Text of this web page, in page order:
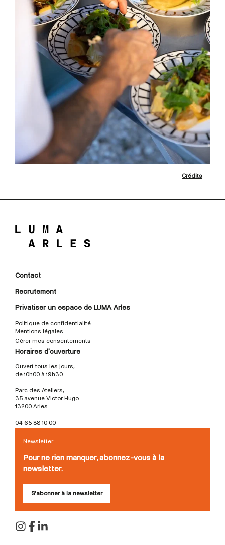
Crédits
Contact
Recrutement
Privatiser un espace de LUMA Arles
Politique de confidentialité
Mentions légales
Gérer mes consentements
Horaires d'ouverture
Ouvert tous les jours,
de 10h00 à 19h30
Parc des Ateliers,
35 avenue Victor Hugo
13200 Arles
04 65 88 10 00
Newsletter
Pour ne rien manquer, abonnez-vous à la
newsletter.
S'abonner à la newsletter